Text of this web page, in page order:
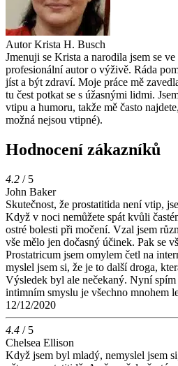
Autor Krista H. Busch
Jmenuji se Krista a narodila jsem se
profesionální autor o výživě. Ráda
jíst a být zdraví. Moje práce mě
tu čest potkat se s úžasnými lidmi.
vtipu a humoru, takže mě často
možná nejsou vtipné).
Hodnocení zákazníků
4.2 / 5
John Baker
Skutečnost, že prostatitida není vtip,
Když v noci nemůžete spát kvůli
ostré bolesti při močení. Vzal jsem
vše mělo jen dočasný účinek. Pak se
Prostatricum jsem omylem četl na
myslel jsem si, že je to další droga,
Výsledek byl ale nečekaný. Nyní
intimním smyslu je všechno mnohem
12/12/2020
4.4 / 5
Chelsea Ellison
Když jsem byl mladý, nemyslel jsem